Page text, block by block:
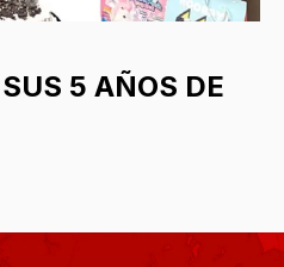
5 AÑOS DE